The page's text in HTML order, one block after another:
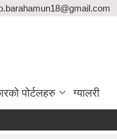
पोर्टलहरु ग्यालरी